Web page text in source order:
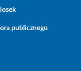
publicznego